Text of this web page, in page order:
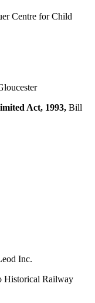
Centre for Child
Act, 1993, Bill
Inc.
Historical Railway